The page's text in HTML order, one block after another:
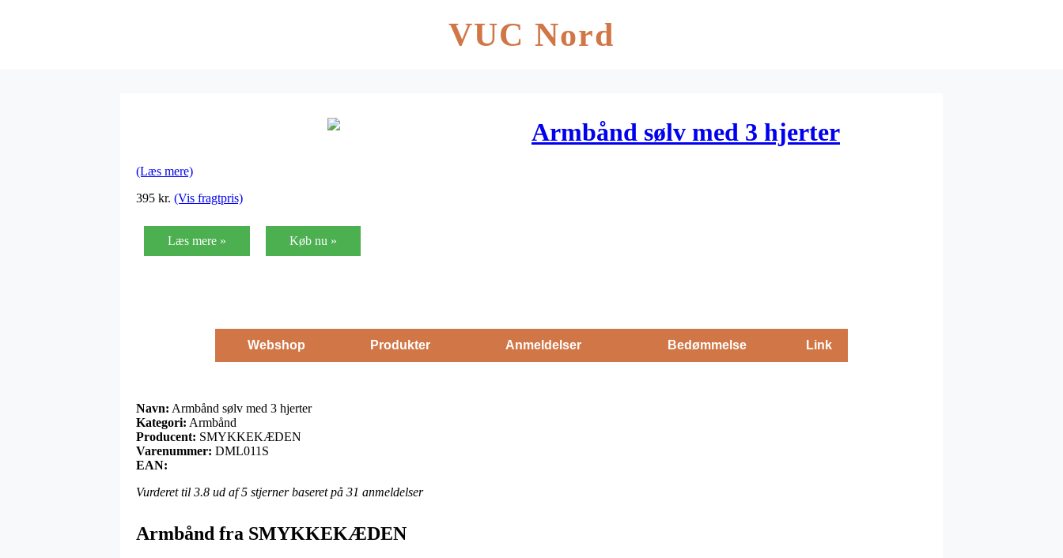
VUC Nord
Armbånd sølv med 3 hjerter
(Læs mere)
395 kr. (Vis fragtpris)
Læs mere » Køb nu »
Webshop Produkter Anmeldelser Bedømmelse Link
Navn: Armbånd sølv med 3 hjerter
Kategori: Armbånd
Producent: SMYKKEKÆDEN
Varenummer: DML011S
EAN:
Vurderet til 3.8 ud af 5 stjerner baseret på 31 anmeldelser
Armbånd fra SMYKKEKÆDEN